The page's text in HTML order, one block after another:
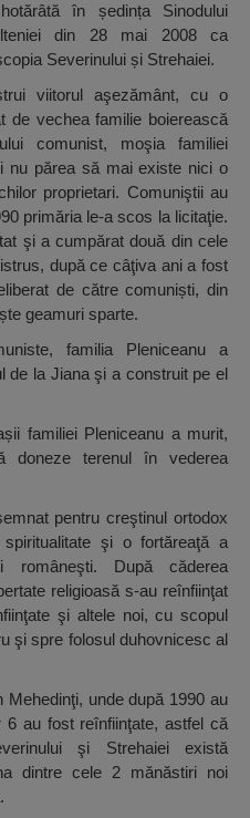
în ședința Sinodului
din 28 mai 2008 ca
Severinului și Strehaiei.
viitorul aşezământ, cu o
de vechea familie boierească
comunist, moşia familiei
nu părea să mai existe nici o
proprietari. Comuniştii au
primăria le-a scos la licitaţie.
şi a cumpărat două din cele
după ce câţiva ani a fost
de către comuniști, din
geamuri sparte.
familia Pleniceanu a
de la Jiana şi a construit pe el
familiei Pleniceanu a murit,
doneze terenul în vederea
pentru creştinul ortodox
şi o fortăreaţă a
româneşti. După căderea
religioasă s-au reînfiinţat
şi altele noi, cu scopul
şi spre folosul duhovnicesc al
unde după 1990 au
au fost reînfiinţate, astfel că
şi Strehaiei există
dintre cele 2 mănăstiri noi